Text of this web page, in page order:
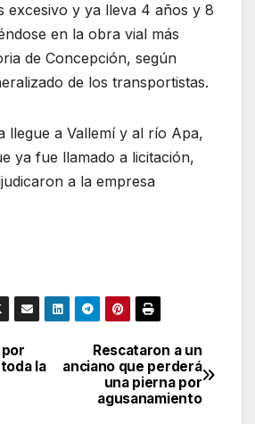
excesivo y ya lleva 4 años y 8
en la obra vial más
de Concepción, según
de los transportistas.
llegue a Vallemí y al río Apa,
ya fue llamado a licitación,
a la empresa
Rescataron a un
anciano que perderá
una pierna por
agusanamiento
por
la